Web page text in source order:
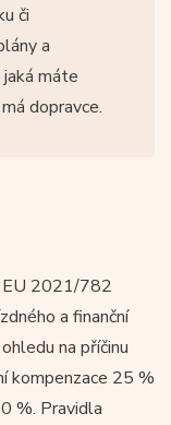
či
a
máte
dopravce.
EU 2021/782
a finanční
na příčinu
kompenzace 25 %
%. Pravidla